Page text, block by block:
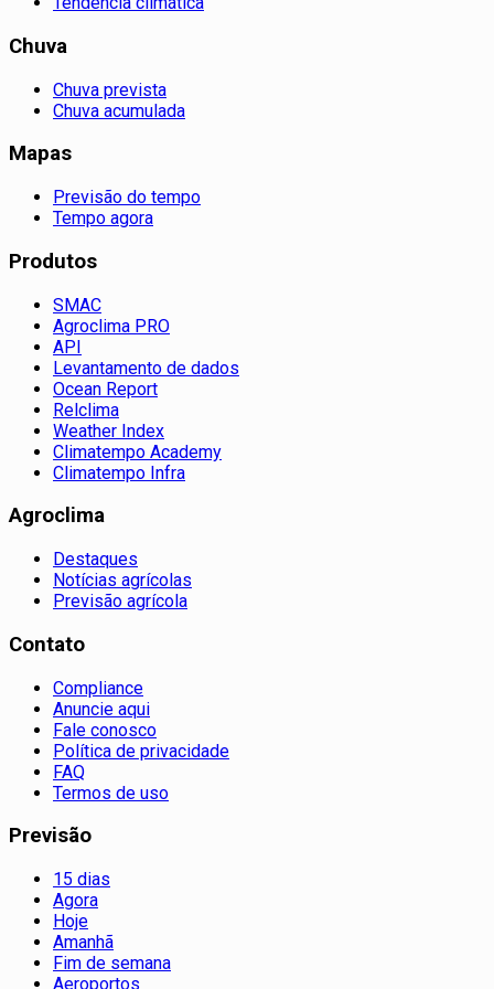
Chuva
Chuva prevista
Chuva acumulada
Mapas
Previsão do tempo
Tempo agora
Produtos
SMAC
Agroclima PRO
API
Levantamento de dados
Ocean Report
Relclima
Weather Index
Climatempo Academy
Climatempo Infra
Agroclima
Destaques
Notícias agrícolas
Previsão agrícola
Contato
Compliance
Anuncie aqui
Fale conosco
Política de privacidade
FAQ
Termos de uso
Previsão
15 dias
Agora
Hoje
Amanhã
Fim de semana
Aeroportos